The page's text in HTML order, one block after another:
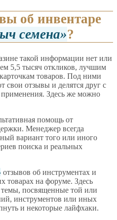
об инвентаре
семена ?
такой информации нет или
5,5 тысяч откликов, лучшим
товаров. Под ними
свои отзывы и делятся друг с
Здесь же можно
помощь от
Менеджер всегда
вариант того или иного
поиска и реальных
отзывов об инструментах и
товарах на форуме. Здесь
посвященные той или
инструментов или иных
и некоторые лайфхаки.